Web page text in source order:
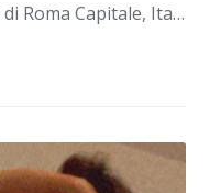
Roma, città metropolitana di Roma Capitale, Italia